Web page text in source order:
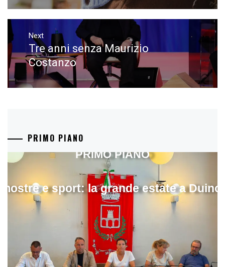
Next
Next
post:
Tre anni senza Maurizio
Costanzo
PRIMO PIANO
e sport: la grande estate a
PRIMO PIANO